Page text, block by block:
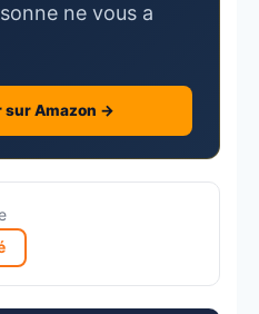
ne vous a
sur Amazon →